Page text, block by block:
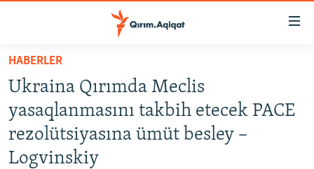
Esas
qaytmaq
Baş
navigatsiyağa
qaytmaq
Qıdıruvğa
HABERLER
SİYASET
İQTİSADİYAT
CEMİYET
HABERLER
Ukraina Qırımda Meclis
yasaqlanmasını takbih etecek PACE
rezolütsiyasına ümüt besley –
Logvinskiy